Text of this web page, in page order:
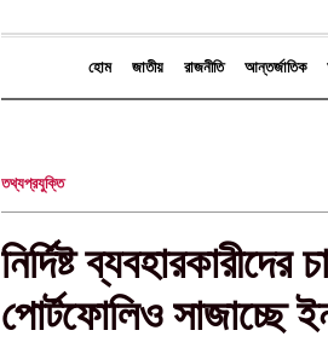
হোম জাতীয় রাজনীতি আন্তর্জাতিক
তথ্যপ্রযুক্তি
নির্দিষ্ট ব্যবহারকারীদের
পোর্টফোলিও সাজাচ্ছে